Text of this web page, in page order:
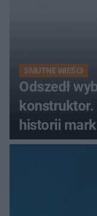
SMUTNE WIEŚCI
Odszedł
konstruktor.
historii